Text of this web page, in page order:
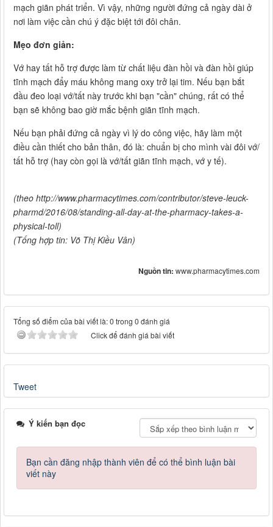
mạch giãn phát triển. Vì vậy, những người đứng cả ngày dài ở
nơi làm việc cần chú ý đặc biệt tới đôi chân.
Mẹo đơn giản:
Vớ hay tất hỗ trợ được làm từ chất liệu đàn hồi và đàn hồi giúp
tĩnh mạch đẩy máu không mang oxy trở lại tim. Nếu bạn bắt
đầu đeo loại vớ/tất này trước khi bạn "cần" chúng, rất có thể
bạn sẽ không bao giờ mắc bệnh giãn tĩnh mạch.
Nếu bạn phải đứng cả ngày vì lý do công việc, hãy làm một
điều cần thiết cho bản thân, đó là: chuẩn bị cho mình vài đôi vớ/
tất hỗ trợ (hay còn gọi là vớ/tất giãn tĩnh mạch, vớ y tế).
(theo http://www.pharmacytimes.com/contributor/steve-leuck-
pharmd/2016/08/standing-all-day-at-the-pharmacy-takes-a-
physical-toll)
(Tống hợp tin: Võ Thị Kiều Vân)
Nguồn tin: www.pharmacytimes.com
Tổng số điểm của bài viết là: 0 trong 0 đánh giá
Click để đánh giá bài viết
Tweet
Ý kiến bạn đọc
Bạn cần đăng nhập thành viên để có thể bình luận bài
viết này